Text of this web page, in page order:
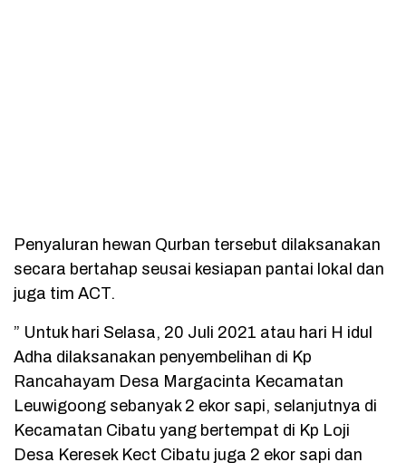
Penyaluran hewan Qurban tersebut dilaksanakan
secara bertahap seusai kesiapan pantai lokal dan
juga tim ACT.
” Untuk hari Selasa, 20 Juli 2021 atau hari H idul
Adha dilaksanakan penyembelihan di Kp
Rancahayam Desa Margacinta Kecamatan
Leuwigoong sebanyak 2 ekor sapi, selanjutnya di
Kecamatan Cibatu yang bertempat di Kp Loji
Desa Keresek Kect Cibatu juga 2 ekor sapi dan